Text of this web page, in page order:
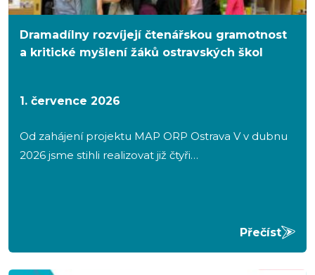
Dramadílny rozvíjejí čtenářskou gramotnost
a kritické myšlení žáků ostravských škol
1. července 2026
Od zahájení projektu MAP ORP Ostrava V v dubnu
2026 jsme stihli realizovat již čtyři…
Přečíst